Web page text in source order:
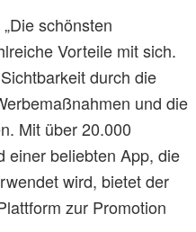
schönsten
Vorteile mit sich.
durch die
und die
Mit über 20.000
einer beliebten App, die
wird, bietet der
zur Promotion